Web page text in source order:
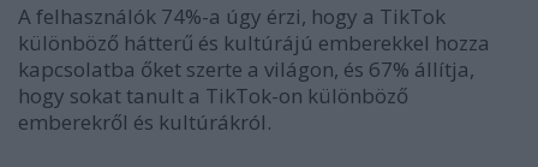
A felhasználók 74%-a úgy érzi, hogy a TikTok
különböző hátterű és kultúrájú emberekkel hozza
kapcsolatba őket szerte a világon, és 67% állítja,
hogy sokat tanult a TikTok-on különböző
emberekről és kultúrákról.